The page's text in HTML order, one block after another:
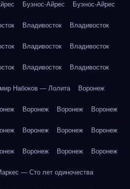
Буэнос-Айрес Буэнос-Айрес
Владивосток Владивосток
Владивосток Владивосток
Владивосток Владивосток
Набоков — Лолита Воронеж
Воронеж Воронеж Воронеж
Воронеж Воронеж Воронеж
Воронеж Воронеж Воронеж
— Сто лет одиночества